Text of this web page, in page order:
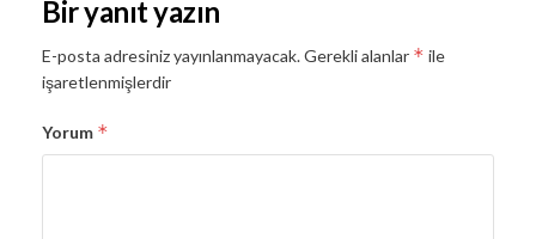
Bir yanıt yazın
E-posta adresiniz yayınlanmayacak.Gerekli alanlar * ile
işaretlenmişlerdir
Yorum *